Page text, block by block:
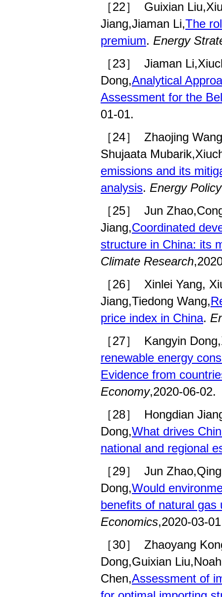
［22］ Guixian
Jiang,Jiaman Li,The
premium. Energy
［23］ Jiaman
Dong,Analytical
Assessment for the
01-01.
［24］ Zhaojing
Shujaata
emissions and its
analysis. Energy Policy
［25］ Jun
Jiang,Coordinated
structure in China: its
Climate Research
［26］ Xinlei Yang,
Jiang,Tiedong Wang,
price index in China.
［27］ Kangyin
renewable energy
Evidence from
Economy,2020-06-02.
［28］ Hongdian
Dong,What drives
national and regional
［29］ Jun
Dong,Would
benefits of natural gas
Economics,2020-03-
［30］ Zhaoyang
Dong,Guixian
Chen,Assessment of